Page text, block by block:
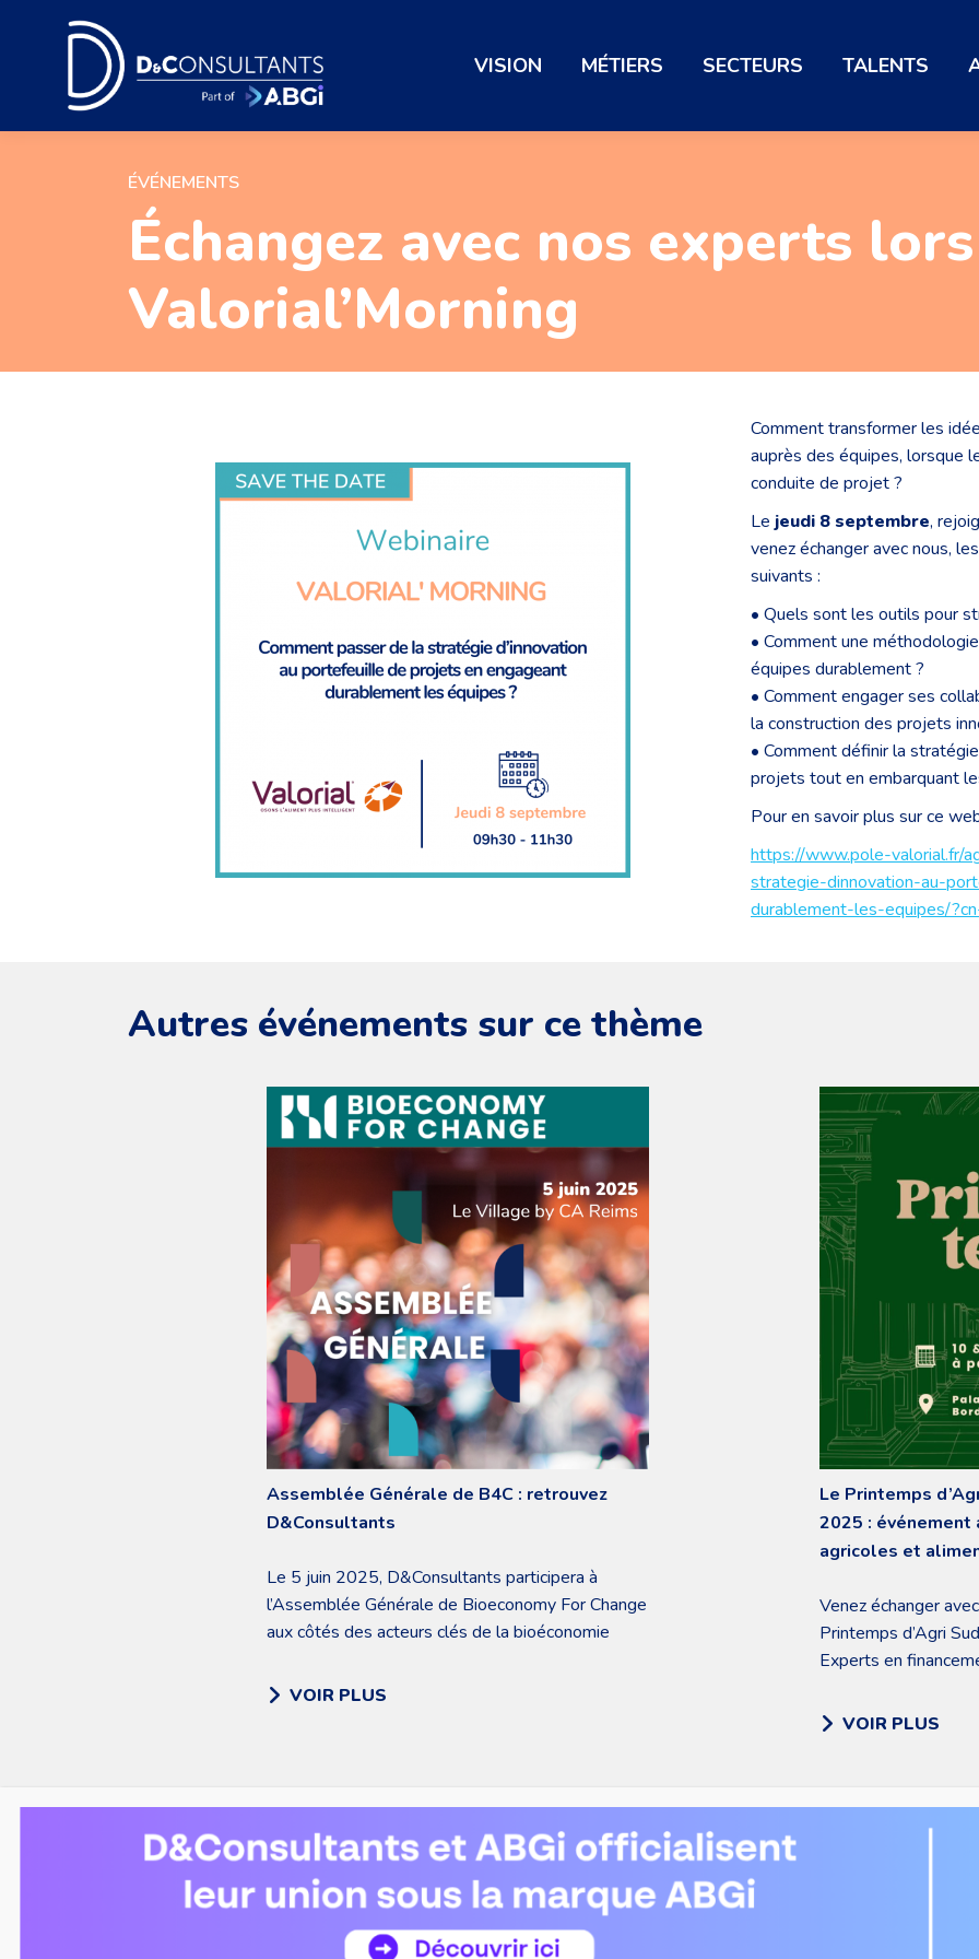
VISION MÉTIERS SECTEURS TALENTS
ÉVÉNEMENTS
Échangez avec nos experts
Valorial’Morning
Comment transformer les
auprès des équipes, lorsque
conduite de projet ?
Le jeudi 8 septembre,
venez échanger avec nous,
suivants :
• Quels sont les outils pour
• Comment une
équipes durablement ?
• Comment engager ses
la construction des projets
• Comment définir la
projets tout en embarquant
Pour en savoir plus sur ce
https://www.pole-valorial.fr/
strategie-dinnovation-au-
durablement-les-equipes/
Autres événements sur ce thème
Assemblée Générale de B4C : retrouvez
D&Consultants
Le 5 juin 2025, D&Consultants participera à
l’Assemblée Générale de Bioeconomy For Change
aux côtés des acteurs clés de la bioéconomie
VOIR PLUS
Le Printemps
2025 :
agricoles et
Venez échanger
Printemps d’Agri
Experts en
structuration et le
VOIR PLUS
POSTULER